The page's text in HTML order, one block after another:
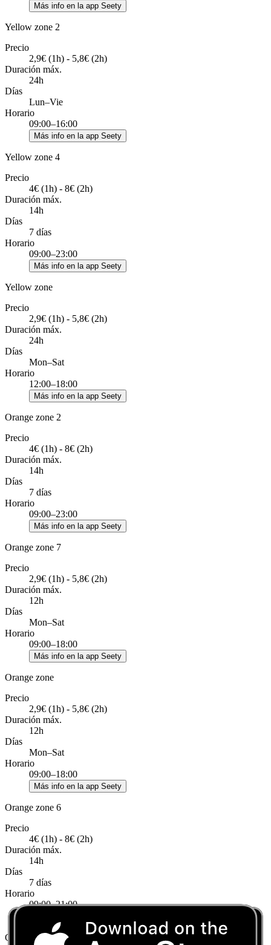
Más info en la app Seety
Yellow zone 2
Precio
2,9€ (1h) - 5,8€ (2h)
Duración máx.
24h
Días
Lun–Vie
Horario
09:00–16:00
Más info en la app Seety
Yellow zone 4
Precio
4€ (1h) - 8€ (2h)
Duración máx.
14h
Días
7 días
Horario
09:00–23:00
Más info en la app Seety
Yellow zone
Precio
2,9€ (1h) - 5,8€ (2h)
Duración máx.
24h
Días
Mon–Sat
Horario
12:00–18:00
Más info en la app Seety
Orange zone 2
Precio
4€ (1h) - 8€ (2h)
Duración máx.
14h
Días
7 días
Horario
09:00–23:00
Más info en la app Seety
Orange zone 7
Precio
2,9€ (1h) - 5,8€ (2h)
Duración máx.
12h
Días
Mon–Sat
Horario
09:00–18:00
Más info en la app Seety
Orange zone
Precio
2,9€ (1h) - 5,8€ (2h)
Duración máx.
12h
Días
Mon–Sat
Horario
09:00–18:00
Más info en la app Seety
Orange zone 6
Precio
4€ (1h) - 8€ (2h)
Duración máx.
14h
Días
7 días
Horario
09:00–21:00
Orange zone 8